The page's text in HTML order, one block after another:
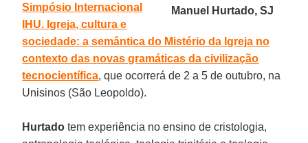
Manuel Hurtado, SJ
Simpósio Internacional
IHU. Igreja, cultura e
sociedade: a semântica do Mistério da Igreja no
contexto das novas gramáticas da civilização
tecnocientífica, que ocorrerá de 2 a 5 de outubro, na
Unisinos (São Leopoldo).
Hurtado tem experiência no ensino de cristologia,